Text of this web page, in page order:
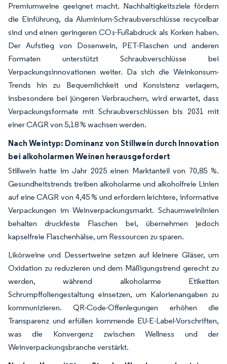
Premiumweine geeignet macht. Nachhaltigkeitsziele fördern
die Einführung, da Aluminium-Schraubverschlüsse recycelbar
sind und einen geringeren CO₂-Fußabdruck als Korken haben.
Der Aufstieg von Dosenwein, PET-Flaschen und anderen
Formaten unterstützt Schraubverschlüsse bei
Verpackungsinnovationen weiter. Da sich die Weinkonsum-
Trends hin zu Bequemlichkeit und Konsistenz verlagern,
insbesondere bei jüngeren Verbrauchern, wird erwartet, dass
Verpackungsformate mit Schraubverschlüssen bis 2031 mit
einer CAGR von 5,18 % wachsen werden.
Nach Weintyp: Dominanz von Stillwein durch Innovation
bei alkoholarmen Weinen herausgefordert
Stillwein hatte im Jahr 2025 einen Marktanteil von 70,85 %.
Gesundheitstrends treiben alkoholarme und alkoholfreie Linien
auf eine CAGR von 4,45 % und erfordern leichtere, informative
Verpackungen im Weinverpackungsmarkt. Schaumweinlinien
behalten druckfeste Flaschen bei, übernehmen jedoch
kapselfreie Flaschenhälse, um Ressourcen zu sparen.
Likörweine und Dessertweine setzen auf kleinere Gläser, um
Oxidation zu reduzieren und dem Mäßigungstrend gerecht zu
werden, während alkoholarme Etiketten
Schrumpffoliengestaltung einsetzen, um Kalorienangaben zu
kommunizieren. QR-Code-Offenlegungen erhöhen die
Transparenz und erfüllen kommende EU-E-Label-Vorschriften,
was die Konvergenz zwischen Wellness und der
Weinverpackungsbranche verstärkt.